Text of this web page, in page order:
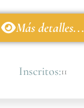
Más detalles...
Inscritos:11